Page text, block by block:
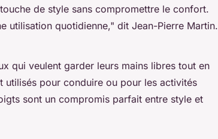
de style sans compromettre le confort.
utilisation quotidienne," dit Jean-Pierre Martin.
qui veulent garder leurs mains libres tout en
utilisés pour conduire ou pour les activités
sont un compromis parfait entre style et